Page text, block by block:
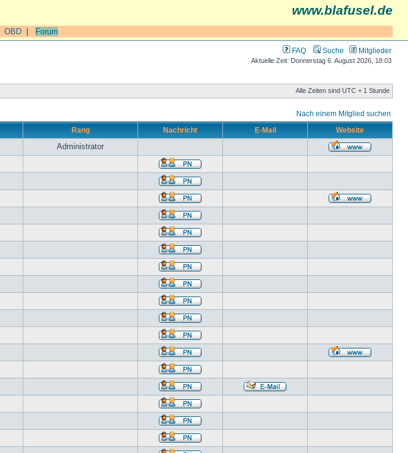
www.blafusel.de
OBD Forum
FAQ Suche Mitglieder
Aktuelle Zeit: Donnerstag 6. August 2026, 18:03
Alle Zeiten sind UTC + 1 Stunde
Nach einem Mitglied suchen
Rang Nachricht E-Mail Website
Administrator